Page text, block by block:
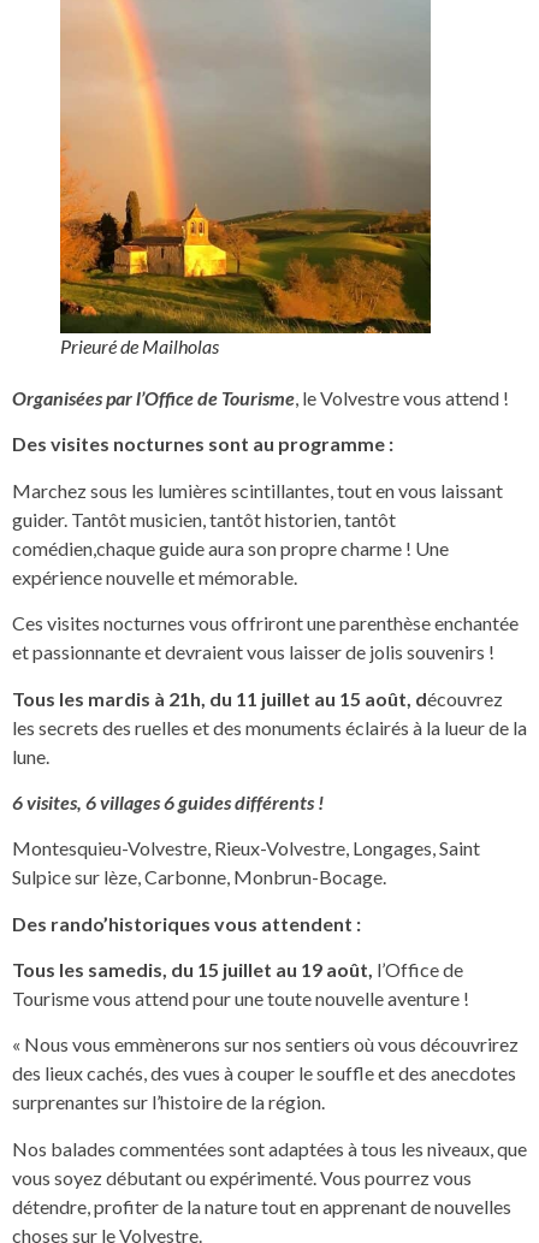
Prieuré de Mailholas
Organisées par l’Office de Tourisme, le Volvestre vous attend !
Des visites nocturnes sont au programme :
Marchez sous les lumières scintillantes, tout en vous laissant
guider. Tantôt musicien, tantôt historien, tantôt
comédien,chaque guide aura son propre charme ! Une
expérience nouvelle et mémorable.
Ces visites nocturnes vous offriront une parenthèse enchantée
et passionnante et devraient vous laisser de jolis souvenirs !
Tous les mardis à 21h, du 11 juillet au 15 août, découvrez
les secrets des ruelles et des monuments éclairés à la lueur de la
lune.
6 visites, 6 villages 6 guides différents !
Montesquieu-Volvestre, Rieux-Volvestre, Longages, Saint
Sulpice sur lèze, Carbonne, Monbrun-Bocage.
Des rando’historiques vous attendent :
Tous les samedis, du 15 juillet au 19 août, l’Office de
Tourisme vous attend pour une toute nouvelle aventure !
« Nous vous emmènerons sur nos sentiers où vous découvrirez
des lieux cachés, des vues à couper le souffle et des anecdotes
surprenantes sur l’histoire de la région.
Nos balades commentées sont adaptées à tous les niveaux, que
vous soyez débutant ou expérimenté. Vous pourrez vous
détendre, profiter de la nature tout en apprenant de nouvelles
choses sur le Volvestre.